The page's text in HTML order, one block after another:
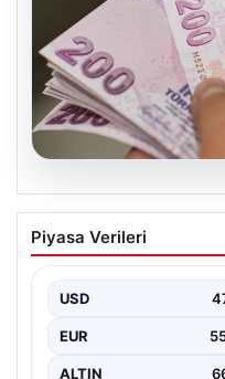
07.08.2026
Bayram
2026 Kurban
Piyasa Verileri
USD
EUR
ALTIN